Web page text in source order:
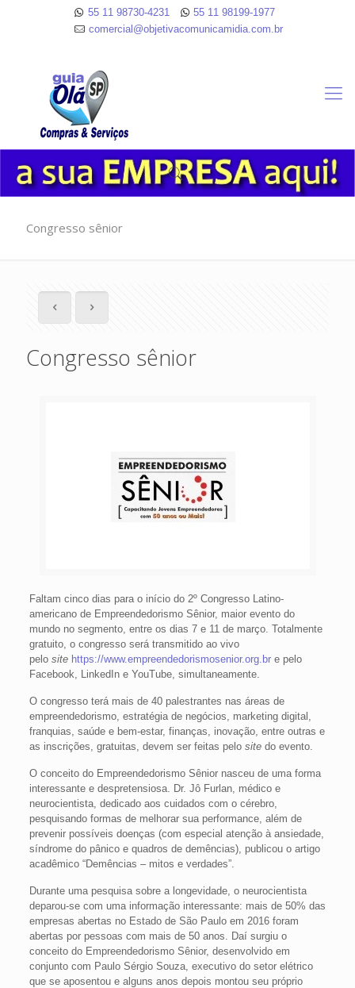
55 11 98730-4231
55 11 98199-1977
comercial@objetivacomunicamidia.com.br
Congresso sênior
Congresso sênior
Faltam cinco dias para o início do 2º Congresso Latino-
americano de Empreendedorismo Sênior, maior evento do
mundo no segmento, entre os dias 7 e 11 de março. Totalmente
gratuito, o congresso será transmitido ao vivo
pelo site https://www.empreendedorismosenior.org.bre pelo
Facebook, LinkedIn e YouTube, simultaneamente.
O congresso terá mais de 40 palestrantes nas áreas de
empreendedorismo, estratégia de negócios, marketing digital,
franquias, saúde e bem-estar, finanças, inovação, entre outras e
as inscrições, gratuitas, devem ser feitas pelo sitedo evento.
O conceito do Empreendedorismo Sênior nasceu de uma forma
interessante e despretensiosa. Dr. Jô Furlan, médico e
neurocientista, dedicado aos cuidados com o cérebro,
pesquisando formas de melhorar sua performance, além de
prevenir possíveis doenças (com especial atenção à ansiedade,
síndrome do pânico e quadros de demências), publicou o artigo
acadêmico “Demências – mitos e verdades”.
Durante uma pesquisa sobre a longevidade, o neurocientista
deparou-se com uma informação interessante: mais de 50% das
empresas abertas no Estado de São Paulo em 2016 foram
abertas por pessoas com mais de 50 anos. Daí surgiu o
conceito do Empreendedorismo Sênior, desenvolvido em
conjunto com Paulo Sérgio Souza, executivo do setor elétrico
que se aposentou e alguns anos depois montou seu próprio